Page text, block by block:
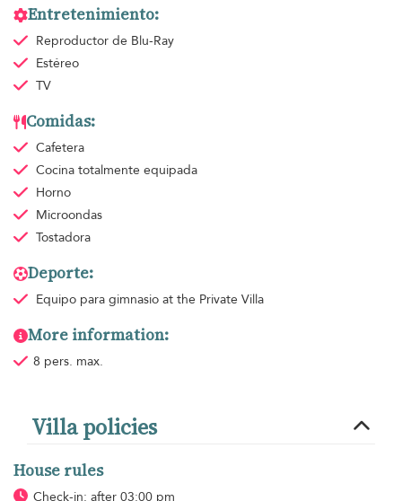
Entretenimiento:
Reproductor de Blu-Ray
Estéreo
TV
Comidas:
Cafetera
Cocina totalmente equipada
Horno
Microondas
Tostadora
Deporte:
Equipo para gimnasio at the Private Villa
More information:
8 pers. max.
Villa policies
House rules
Check-in: after 03:00 pm